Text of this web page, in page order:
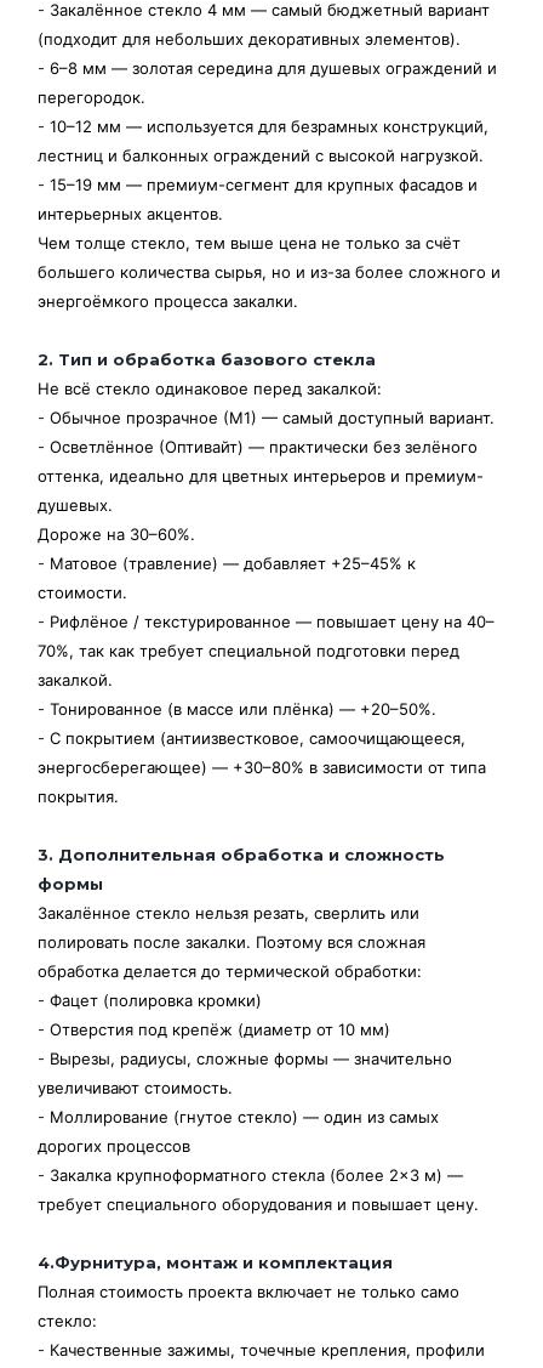
- Закалённое стекло 4 мм — самый бюджетный вариант
(подходит для небольших декоративных элементов).
- 6–8 мм — золотая середина для душевых ограждений и
перегородок.
- 10–12 мм — используется для безрамных конструкций,
лестниц и балконных ограждений с высокой нагрузкой.
- 15–19 мм — премиум-сегмент для крупных фасадов и
интерьерных акцентов.
Чем толще стекло, тем выше цена не только за счёт
большего количества сырья, но и из-за более сложного и
энергоёмкого процесса закалки.
2. Тип и обработка базового стекла
Не всё стекло одинаковое перед закалкой:
- Обычное прозрачное (М1) — самый доступный вариант.
- Осветлённое (Оптивайт) — практически без зелёного
оттенка, идеально для цветных интерьеров и премиум-
душевых.
Дороже на 30–60%.
- Матовое (травление) — добавляет +25–45% к
стоимости.
- Рифлёное / текстурированное — повышает цену на 40–
70%, так как требует специальной подготовки перед
закалкой.
- Тонированное (в массе или плёнка) — +20–50%.
- С покрытием (антиизвестковое, самоочищающееся,
энергосберегающее) — +30–80% в зависимости от типа
покрытия.
3. Дополнительная обработка и сложность
формы
Закалённое стекло нельзя резать, сверлить или
полировать после закалки. Поэтому вся сложная
обработка делается до термической обработки:
- Фацет (полировка кромки)
- Отверстия под крепёж (диаметр от 10 мм)
- Вырезы, радиусы, сложные формы — значительно
увеличивают стоимость.
- Моллирование (гнутое стекло) — один из самых
дорогих процессов
- Закалка крупноформатного стекла (более 2×3 м) —
требует специального оборудования и повышает цену.
4.Фурнитура, монтаж и комплектация
Полная стоимость проекта включает не только само
стекло:
- Качественные зажимы, точечные крепления, профили